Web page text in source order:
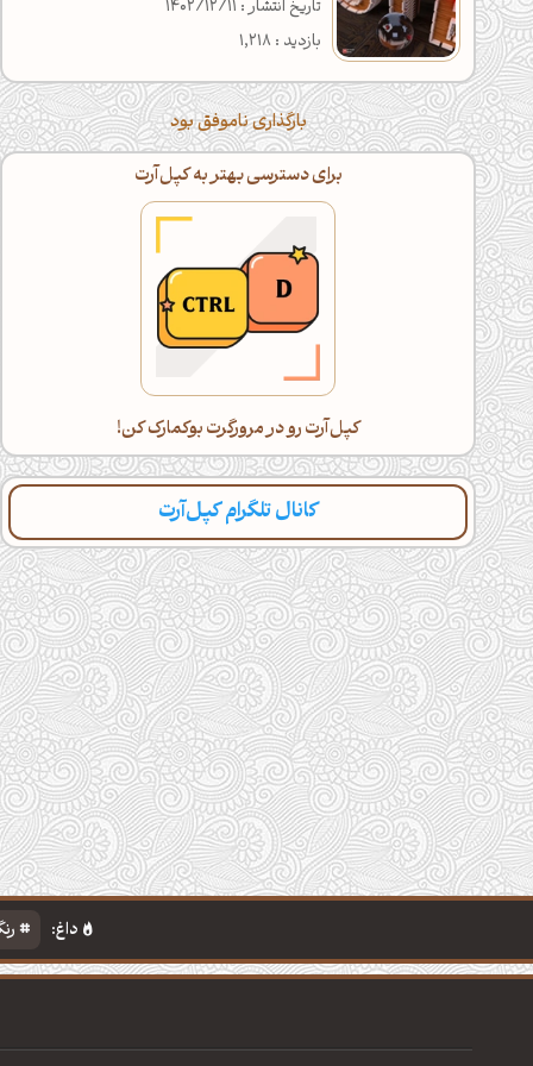
تاریخ انتشار : 1402/12/11
بازدید : 1,218
بارگذاری ناموفق بود
برای دسترسی بهتر به کپل‌آرت
کپل‌آرت رو در مرورگرت بوکمارک کن!
کانال تلگرام کپل‌آرت
داغ: